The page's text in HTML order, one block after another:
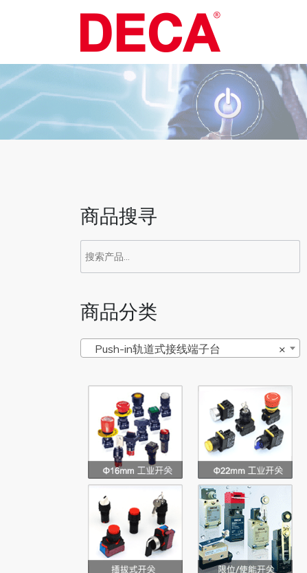
商品搜寻
搜
索：
商品分类
×
Push-in轨道式接线端子台